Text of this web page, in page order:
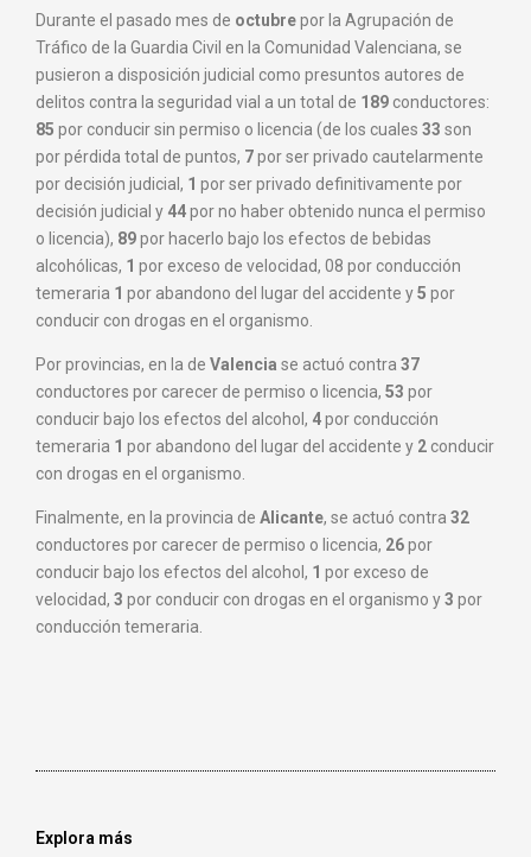
Durante el pasado mes de octubrepor la Agrupación de
Tráfico de la Guardia Civil en la Comunidad Valenciana, se
pusieron a disposición judicial como presuntos autores de
delitos contra la seguridad vial a un total de 189 conductores:
85 por conducir sin permiso o licencia (de los cuales 33 son
por pérdida total de puntos, 7por ser privado cautelarmente
por decisión judicial, 1 por ser privado definitivamente por
decisión judicial y 44por no haber obtenido nunca el permiso
o licencia), 89por hacerlo bajo los efectos de bebidas
alcohólicas, 1 por exceso de velocidad, 08 por conducción
temeraria 1 por abandono del lugar del accidente y5 por
conducir con drogas en el organismo.
Por provincias, en la de Valencia se actuó contra 37
conductores por carecer de permiso o licencia, 53 por
conducir bajo los efectos del alcohol , 4por conducción
temeraria 1 por abandono del lugar del accidente y 2 conducir
con drogas en el organismo.
Finalmente, en la provincia de Alicante, se actuó contra 32
conductores por carecer de permiso o licencia, 26por
conducir bajo los efectos del alcohol, 1 por exceso de
velocidad, 3 por conducir con drogas en el organismo y3 por
conducción temeraria.
Explora más